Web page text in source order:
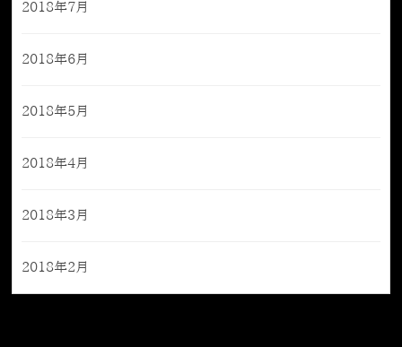
2018年7月
2018年6月
2018年5月
2018年4月
2018年3月
2018年2月